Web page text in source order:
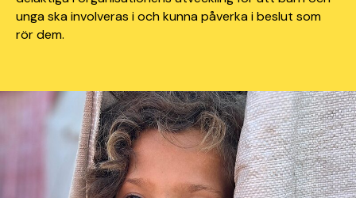
unga ska involveras i och kunna påverka i beslut som
rör dem.